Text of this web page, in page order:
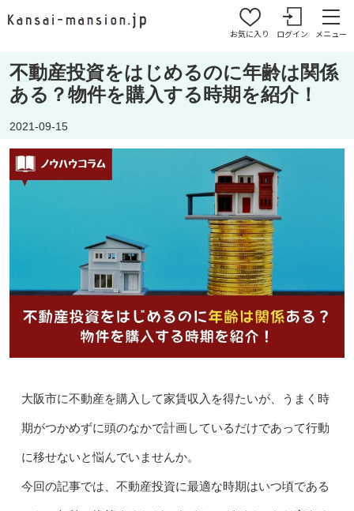
お気に入り ログイン メニュー
不動産投資をはじめるのに年齢は関係
ある？物件を購入する時期を紹介！
2021-09-15
大阪市に不動産を購入して家賃収入を得たいが、うまく時
期がつかめずに頭のなかで計画しているだけであって行動
に移せないと悩んでいませんか。
今回の記事では、不動産投資に最適な時期はいつ頃である